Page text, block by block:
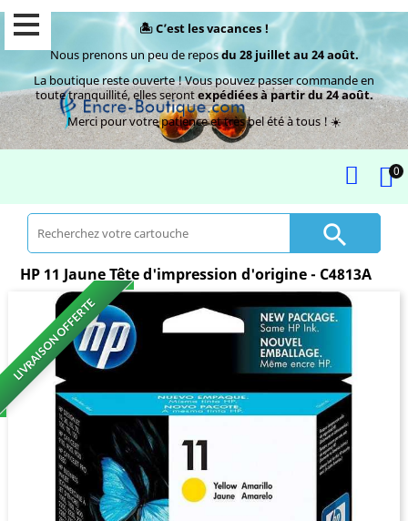
🏝️ C’est les vacances !
Nous prenons un peu de reposdu 28 juillet au 24 août.
La boutique reste ouverte ! Vous pouvez passer commande en
toute tranquillité, elles serontexpédiées à partir du 24 août.
Merci pour votre patience et très bel été à tous ! ☀️
0

HP 11 Jaune Tête d'impression d'origine - C4813A
LIVRAISON OFFERTE